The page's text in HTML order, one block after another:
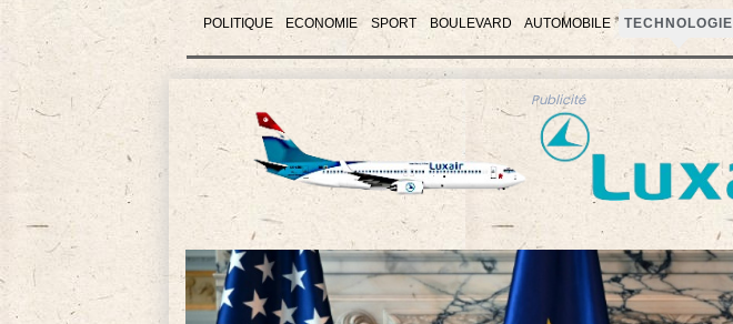
POLITIQUE ECONOMIE SPORT BOULEVARD AUTOMOBILE TECHNOLOGIE
Publicité